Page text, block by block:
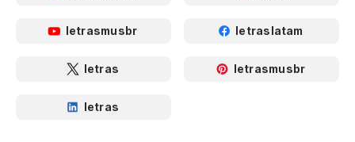
letrasmusbr letraslatam
letras letrasmusbr
letras